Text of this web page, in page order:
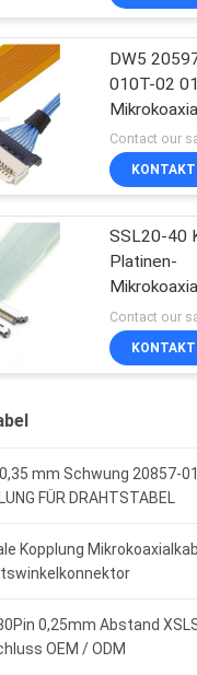
DW5
010T-02
Stecker
KONTAKT
SSL20-40
Platinen-
KONTAKT
0,35 mm Schwung 20857-
FÜR DRAHTSTABEL
Kopplung
0,25mm Abstand
OEM / ODM